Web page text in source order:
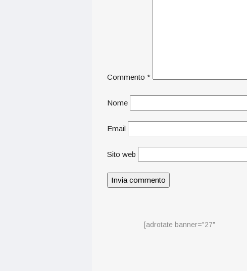
Commento *
Nome
Email
Sito web
[adrotate banner="27"